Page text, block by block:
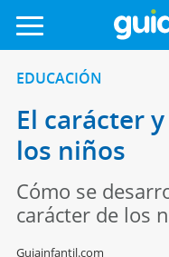
EDUCACIÓN
El carácter
los niños
Cómo se
carácter de los
Guiainfantil.com